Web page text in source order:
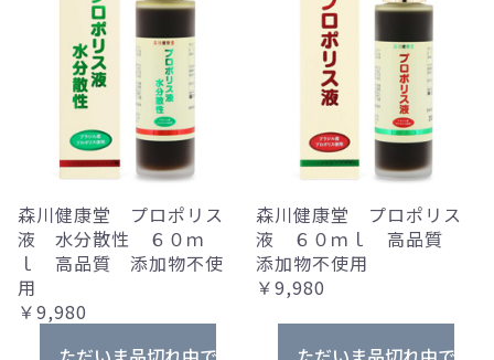
森川健康堂 プロポリス
液 水分散性 ６０ｍ
ｌ 高品質 添加物不使
用
￥9,980
森川健康堂 プロポリス
液 ６０ｍｌ 高品質
添加物不使用
￥9,980